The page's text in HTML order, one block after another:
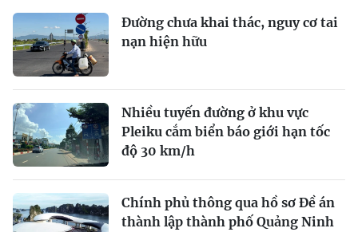
Đường chưa khai thác, nguy cơ tai
nạn hiện hữu
Nhiều tuyến đường ở khu vực
Pleiku cắm biển báo giới hạn tốc
độ 30 km/h
Chính phủ thông qua hồ sơ Đề án
thành lập thành phố Quảng Ninh